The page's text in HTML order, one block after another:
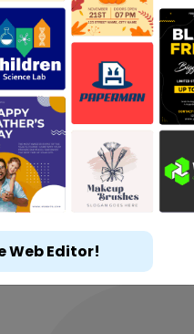
Web Editor!